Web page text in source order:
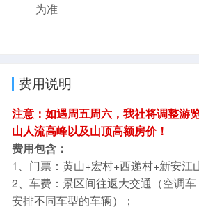
为准
费用说明
注意：如遇周五周六，我社将调整游
山人流高峰以及山顶高额房价！
费用包含：
1、门票：黄山+宏村+西递村+新安江
2、车费：景区间往返大交通（空调车
安排不同车型的车辆）；